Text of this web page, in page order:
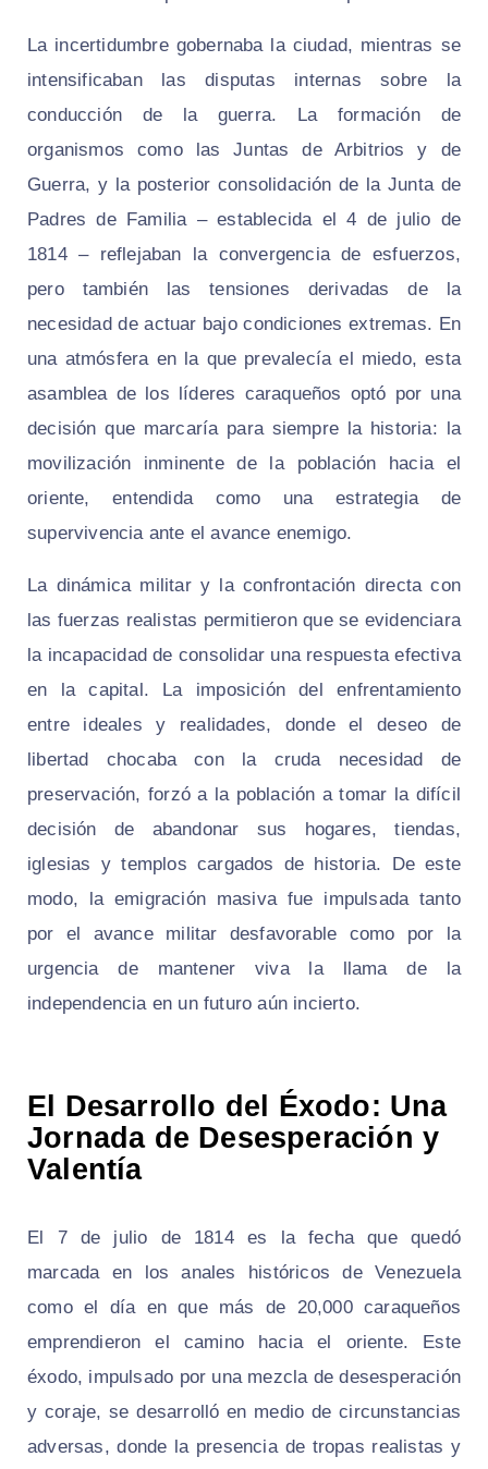
La incertidumbre gobernaba la ciudad, mientras se
intensificaban las disputas internas sobre la
conducción de la guerra. La formación de
organismos como las Juntas de Arbitrios y de
Guerra, y la posterior consolidación de la Junta de
Padres de Familia – establecida el 4 de julio de
1814 – reflejaban la convergencia de esfuerzos,
pero también las tensiones derivadas de la
necesidad de actuar bajo condiciones extremas. En
una atmósfera en la que prevalecía el miedo, esta
asamblea de los líderes caraqueños optó por una
decisión que marcaría para siempre la historia: la
movilización inminente de la población hacia el
oriente, entendida como una estrategia de
supervivencia ante el avance enemigo.
La dinámica militar y la confrontación directa con
las fuerzas realistas permitieron que se evidenciara
la incapacidad de consolidar una respuesta efectiva
en la capital. La imposición del enfrentamiento
entre ideales y realidades, donde el deseo de
libertad chocaba con la cruda necesidad de
preservación, forzó a la población a tomar la difícil
decisión de abandonar sus hogares, tiendas,
iglesias y templos cargados de historia. De este
modo, la emigración masiva fue impulsada tanto
por el avance militar desfavorable como por la
urgencia de mantener viva la llama de la
independencia en un futuro aún incierto.
El Desarrollo del Éxodo: Una
Jornada de Desesperación y
Valentía
El 7 de julio de 1814 es la fecha que quedó
marcada en los anales históricos de Venezuela
como el día en que más de 20,000 caraqueños
emprendieron el camino hacia el oriente. Este
éxodo, impulsado por una mezcla de desesperación
y coraje, se desarrolló en medio de circunstancias
adversas, donde la presencia de tropas realistas y